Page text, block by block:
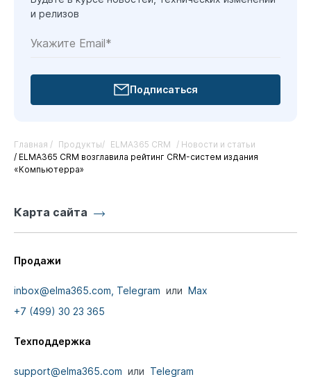
и релизов
Подписаться
Главная / Продукты/ ELMA365 CRM
/ Новости и статьи
/ ELMA365 CRM возглавила рейтинг CRM-систем издания
«Компьютерра»
Карта сайта
Продажи
inbox@elma365.com, Telegram или
Max
+7 (499) 30 23 365
Техподдержка
support@elma365.com или Telegram